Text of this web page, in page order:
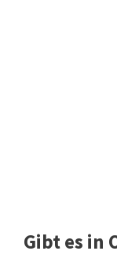
Gibt es in